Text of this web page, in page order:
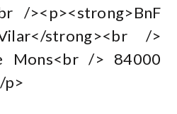
/><p><strong>BnF
strong><br />
Mons<br /> 84000
p>